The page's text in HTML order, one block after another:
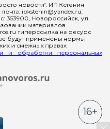
новости". ИП Кстенин
ipkstenin@yandex.ru,
353900, Новороссийск, ул.
материалов
гиперссылка на ресурс
будут применены нормы
и смежных правах.
и обработки персональных
16+